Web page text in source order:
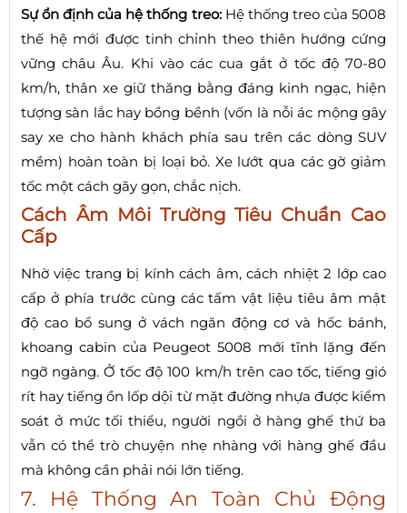
Sự ổn định của hệ thống treo:Hệ thống treo của 5008
thế hệ mới được tinh chỉnh theo thiên hướng cứng
vững châu Âu. Khi vào các cua gắt ở tốc độ 70-80
km/h, thân xe giữ thăng bằng đáng kinh ngạc, hiện
tượng sàn lắc hay bồng bềnh (vốn là nỗi ác mộng gây
say xe cho hành khách phía sau trên các dòng SUV
mềm) hoàn toàn bị loại bỏ. Xe lướt qua các gờ giảm
tốc một cách gãy gọn, chắc nịch.
Cách Âm Môi Trường Tiêu Chuẩn Cao
Cấp
Nhờ việc trang bị kính cách âm, cách nhiệt 2 lớp cao
cấp ở phía trước cùng các tấm vật liệu tiêu âm mật
độ cao bổ sung ở vách ngăn động cơ và hốc bánh,
khoang cabin của Peugeot 5008 mới tĩnh lặng đến
ngỡ ngàng. Ở tốc độ 100 km/h trên cao tốc, tiếng gió
rít hay tiếng ồn lốp dội từ mặt đường nhựa được kiểm
soát ở mức tối thiểu, người ngồi ở hàng ghế thứ ba
vẫn có thể trò chuyện nhẹ nhàng với hàng ghế đầu
mà không cần phải nói lớn tiếng.
7. Hệ Thống An Toàn Chủ Động